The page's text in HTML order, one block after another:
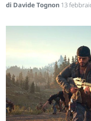
di Davide Tognon 13